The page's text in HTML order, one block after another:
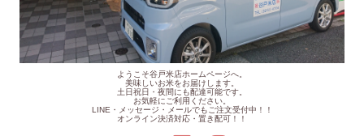
ようこそ谷戸米店ホームページへ。
美味しいお米をお届けします。
土日祝日・夜間にも配達可能です。
お気軽にご利用ください。
LINE・メッセージ・メールでもご注文受付中！！
オンライン決済対応・置き配可！！